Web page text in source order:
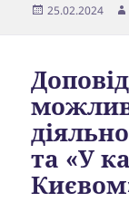
Опубліковано
25.02.2024
та «У